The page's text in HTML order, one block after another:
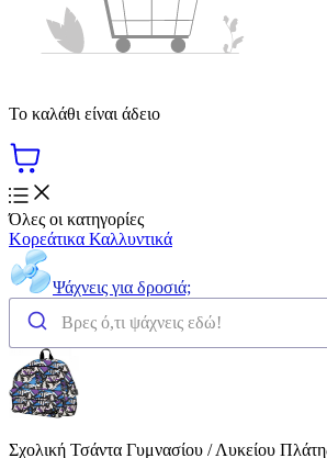
Το καλάθι είναι άδειο
Όλες οι κατηγορίες
Κορεάτικα Καλλυντικά
Ψάχνεις για δροσιά;
Σχολική Τσάντα Γυμνασίου / Λυκείου